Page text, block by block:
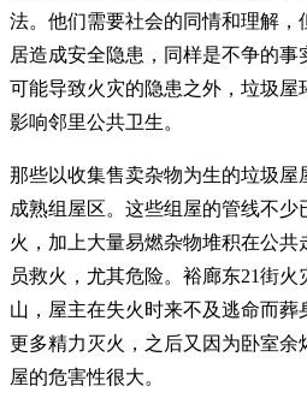
法。他们需要社会的同情和理解，
居造成安全隐患，同样是不争的
可能导致火灾的隐患之外，垃圾屋
影响邻里公共卫生。
那些以收集售卖杂物为生的垃圾屋
成熟组屋区。这些组屋的管线不
火，加上大量易燃杂物堆积在公
员救火，尤其危险。裕廊东21街
山，屋主在失火时来不及逃命而
更多精力灭火，之后又因为卧室余
屋的危害性很大。